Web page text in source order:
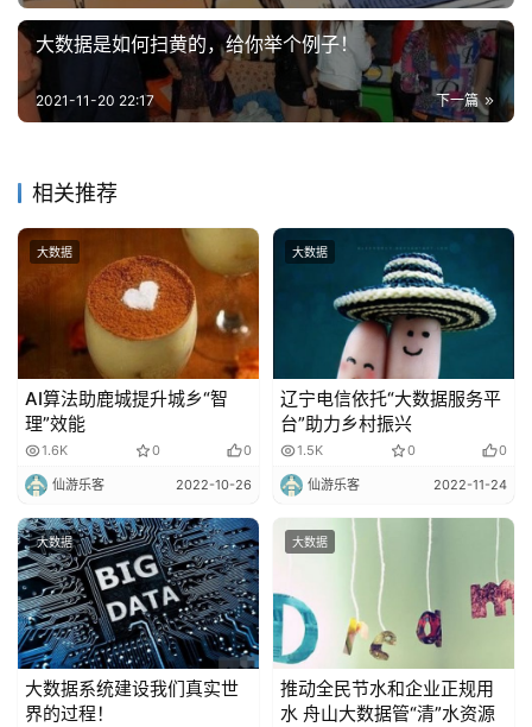
大数据是如何扫黄的，给你举个例子！
下一篇
2021-11-20 22:17
相关推荐
大数据
AI算法助鹿城提升城乡“智
理”效能
1.6K 0 0
仙游乐客 2022-10-26
大数据
辽宁电信依托“大数据服务平
台”助力乡村振兴
1.5K 0 0
仙游乐客 2022-11-24
大数据
大数据系统建设我们真实世
界的过程！
大数据
推动全民节水和企业正规用
水 舟山大数据管“清”水资源